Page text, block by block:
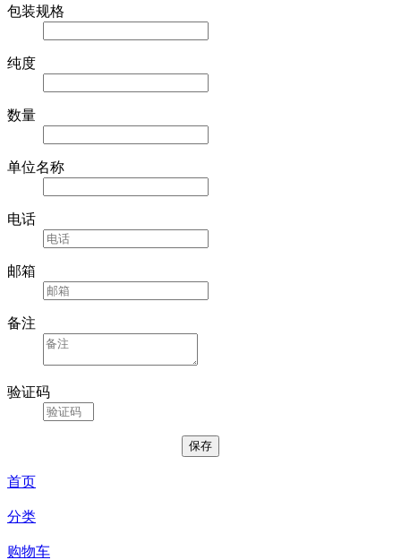
包装规格
纯度
数量
单位名称
电话
邮箱
备注
验证码
首页
分类
购物车